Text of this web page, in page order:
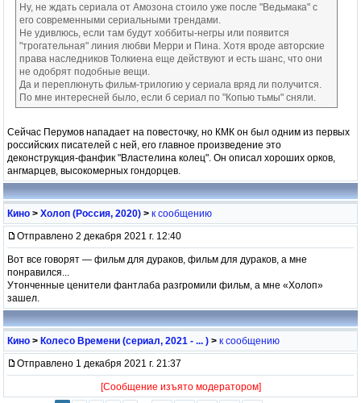
Ну, не ждать сериала от Амозона стоило уже после "Ведьмака" с
его современными сериальными трендами.
Не удивлюсь, если там будут хоббиты-негры или появится
"трогательная" линия любви Мерри и Пина. Хотя вроде авторские
права наследников Толкиена еще действуют и есть шанс, что они
не одобрят подобные вещи.
Да и переплюнуть фильм-трилогию у сериала вряд ли получится.
По мне интересней было, если б сериал по "Копью тьмы" сняли.
Сейчас Перумов нападает на повесточку, но КМК он был одним из первых
российских писателей с ней, его главное произведение это
деконструкция-фанфик "Властелина колец". Он описал хороших орков,
ангмарцев, высокомерных гондорцев.
Кино > Холоп (Россия, 2020) > к сообщению
Отправлено 2 декабря 2021 г. 12:40
Вот все говорят — фильм для дураков, фильм для дураков, а мне
понравился...
Утонченные ценители фантлаба разгромили фильм, а мне «Холоп»
зашел.
Кино > Колесо Времени (сериал, 2021 - ... ) > к сообщению
Отправлено 1 декабря 2021 г. 21:37
[Сообщение изъято модератором]